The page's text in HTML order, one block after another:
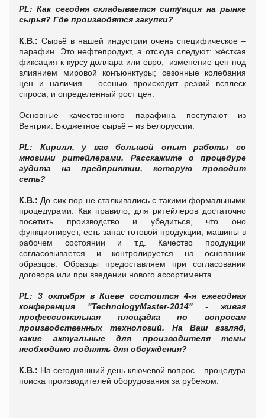
PL: Как сегодня складывается ситуация на рынке
сырья? Где производятся закупки?
К.В.: Сырьё в нашей индустрии очень специфическое –
парафин. Это нефтепродукт, а отсюда следуют: жёсткая
фиксация к курсу доллара или евро; изменение цен под
влиянием мировой конъюнктуры; сезонные колебания
цен и наличия – осенью происходит резкий всплеск
спроса, и определенный рост цен.
Основные качественного парафина поступают из
Венгрии. Бюджетное сырьё – из Белоруссии.
PL: Кирилл, у вас большой опыт работы со
многими ритейлерами. Расскажите о процедуре
аудита на предприятии, которую проводит
сеть?
К.В.: До сих пор не сталкивались с такими формальными
процедурами. Как правило, для ритейлеров достаточно
посетить производство и убедиться, что оно
функционирует, есть запас готовой продукции, машины в
рабочем состоянии и т.д. Качество продукции
согласовывается и контролируется на основании
образцов. Образцы предоставляем при согласовании
договора или при введении нового ассортимента.
PL: 3 октября в Киеве состоится 4-я ежегодная
конференция "TechnologyMaster-2014" - живая
профессиональная площадка по вопросам
производственных технологий. На Ваш взгляд,
какие актуальные для производителя темы
необходимо поднять для обсуждения?
К.В.: На сегодняшний день ключевой вопрос – процедура
поиска производителей оборудования за рубежом.